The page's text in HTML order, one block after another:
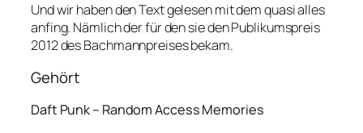
Und wir haben den Text gelesen mit dem quasi alles
anfing. Nämlich der für den sie den Publikumspreis
2012 des Bachmannpreises bekam.
Gehört
Daft Punk – Random Access Memories